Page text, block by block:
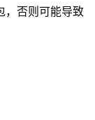
，否则可能导致